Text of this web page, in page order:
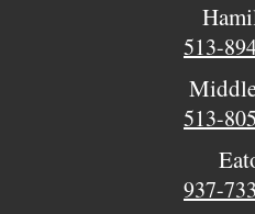
513-
513-
937-